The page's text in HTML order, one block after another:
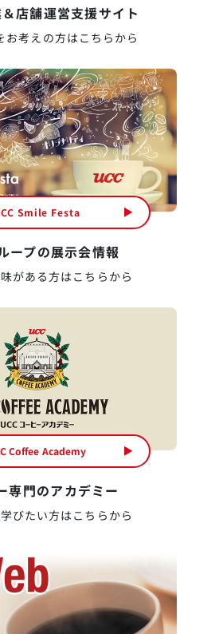
店舗運営支援サイト
お考えの方はこちらから
Smile Festa
ープの展示会情報
がある方はこちらから
Coffee Academy
専門のアカデミー
びたい方はこちらから